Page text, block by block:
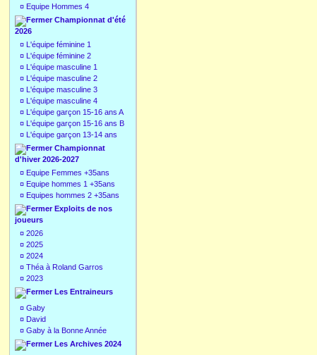
¤ Equipe Hommes 4
Championnat d'été
2026
¤ L'équipe féminine 1
¤ L'équipe féminine 2
¤ L'équipe masculine 1
¤ L'équipe masculine 2
¤ L'équipe masculine 3
¤ L'équipe masculine 4
¤ L'équipe garçon 15-16 ans A
¤ L'équipe garçon 15-16 ans B
¤ L'équipe garçon 13-14 ans
Championnat
d'hiver 2026-2027
¤ Equipe Femmes +35ans
¤ Equipe hommes 1 +35ans
¤ Equipes hommes 2 +35ans
Exploits de nos
joueurs
¤ 2026
¤ 2025
¤ 2024
¤ Théa à Roland Garros
¤ 2023
Les Entraineurs
¤ Gaby
¤ David
¤ Gaby à la Bonne Année
Les Archives 2024